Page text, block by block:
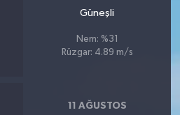
Güneşli
Nem: %31
Rüzgar: 4.89 m/s
11 AĞUSTOS